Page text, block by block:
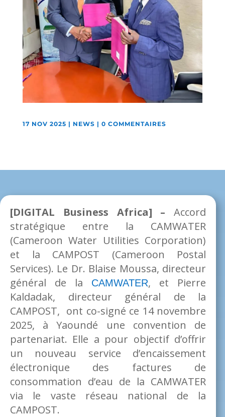
17 NOV 2025 | NEWS | 0 COMMENTAIRES
[DIGITAL Business Africa] – Accord
stratégique entre la CAMWATER
(Cameroon Water Utilities Corporation)
et la CAMPOST (Cameroon Postal
Services). Le Dr. Blaise Moussa, directeur
général de la
CAMWATER, et Pierre
Kaldadak, directeur général de la
CAMPOST, ont co-signé ce 14 novembre
2025, à Yaoundé une convention de
partenariat. Elle a pour objectif d’offrir
un nouveau service d’encaissement
électronique des factures de
consommation d’eau de la CAMWATER
via le vaste réseau national de la
CAMPOST.